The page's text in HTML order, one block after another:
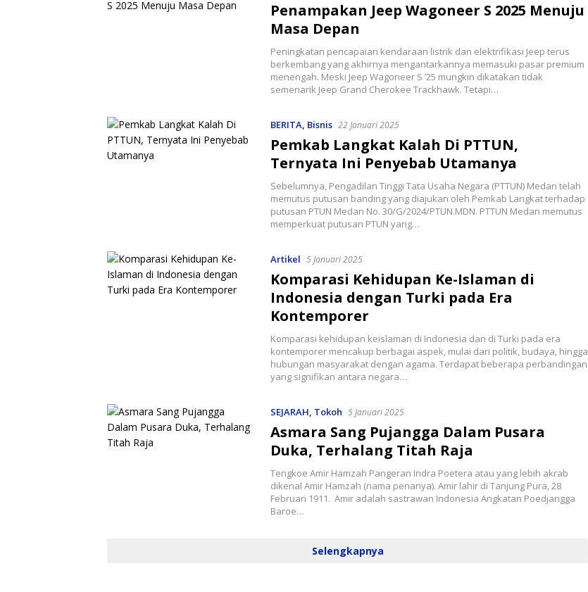
Penampakan Jeep Wagoneer S 2025 Menuju
Masa Depan
Peningkatan pencapaian kendaraan listrik dan elektrifikasi Jeep terus
berkembang yang akhirnya mengantarkannya memasuki pasar premium
menengah. Meski Jeep Wagoneer S ’25 mungkin dikatakan tidak
semenarik Jeep Grand Cherokee Trackhawk. Tetapi…
BERITA, Bisnis 22 Januari 2025
Pemkab Langkat Kalah Di PTTUN,
Ternyata Ini Penyebab Utamanya
Sebelumnya, Pengadilan Tinggi Tata Usaha Negara (PTTUN) Medan telah
memutus putusan banding yang diajukan oleh Pemkab Langkat terhadap
putusan PTUN Medan No. 30/G/2024/PTUN.MDN. PTTUN Medan memutus
memperkuat putusan PTUN yang…
Artikel 5 Januari 2025
Komparasi Kehidupan Ke-Islaman di
Indonesia dengan Turki pada Era
Kontemporer
Komparasi kehidupan keislaman di Indonesia dan di Turki pada era
kontemporer mencakup berbagai aspek, mulai dari politik, budaya, hingga
hubungan masyarakat dengan agama. Terdapat beberapa perbandingan
yang signifikan antara negara…
SEJARAH, Tokoh 5 Januari 2025
Asmara Sang Pujangga Dalam Pusara
Duka, Terhalang Titah Raja
Tengkoe Amir Hamzah Pangeran Indra Poetera atau yang lebih akrab
dikenal Amir Hamzah (nama penanya). Amir lahir di Tanjung Pura, 28
Februari 1911. Amir adalah sastrawan Indonesia Angkatan Poedjangga
Baroe…
Selengkapnya